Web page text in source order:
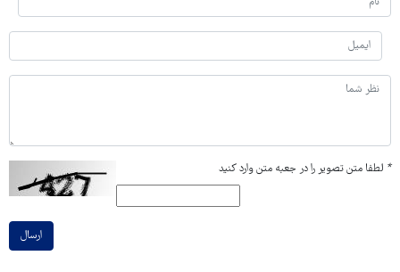
* لطفا متن تصویر را در جعبه متن وارد کنید
ارسال